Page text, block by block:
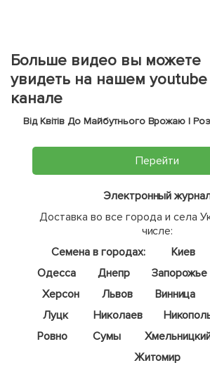
Больше видео вы можете
увидеть на нашем youtube
канале
Від Квітів До Майбутнього Врожаю |
Перейти
Электронный
Доставка во все города и села
числе:
Семена в городах:
Киев
Одесса
Днепр Запорожье
Херсон
Львов Винница
Луцк
Николаев
Ровно
Сумы
Житомир